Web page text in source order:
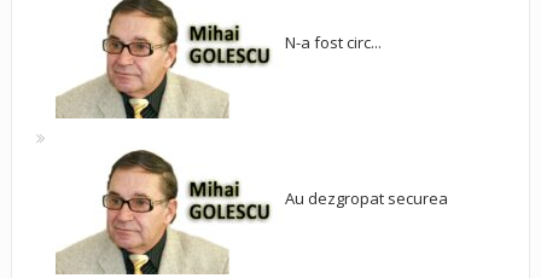
N-a fost circ...
Au dezgropat securea